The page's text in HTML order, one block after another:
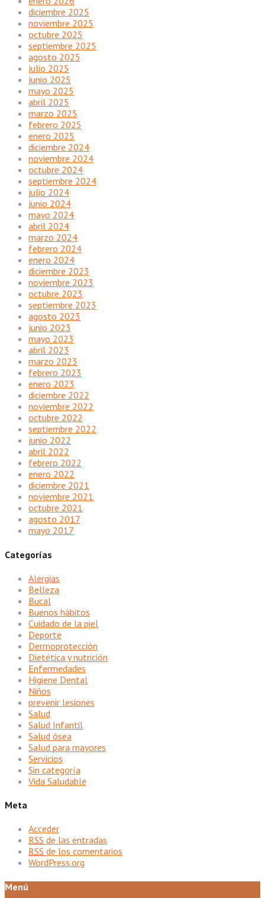
diciembre 2025
noviembre 2025
octubre 2025
septiembre 2025
agosto 2025
julio 2025
junio 2025
mayo 2025
abril 2025
marzo 2025
febrero 2025
enero 2025
diciembre 2024
noviembre 2024
octubre 2024
septiembre 2024
julio 2024
junio 2024
mayo 2024
abril 2024
marzo 2024
febrero 2024
enero 2024
diciembre 2023
noviembre 2023
octubre 2023
septiembre 2023
agosto 2023
junio 2023
mayo 2023
abril 2023
marzo 2023
febrero 2023
enero 2023
diciembre 2022
noviembre 2022
octubre 2022
septiembre 2022
junio 2022
abril 2022
febrero 2022
enero 2022
diciembre 2021
noviembre 2021
octubre 2021
agosto 2017
mayo 2017
Categorías
Alergias
Belleza
Bucal
Buenos hábitos
Cuidado de la piel
Deporte
Dermoprotección
Dietética y nutrición
Enfermedades
Higiene Dental
Niños
prevenir lesiones
Salud
Salud Infantil
Salud ósea
Salud para mayores
Servicios
Sin categoría
Vida Saludable
Meta
Acceder
RSS de las entradas
RSS de los comentarios
WordPress.org
Menú